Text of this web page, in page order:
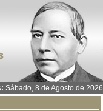
Sábado, 8 de Agosto de 2026